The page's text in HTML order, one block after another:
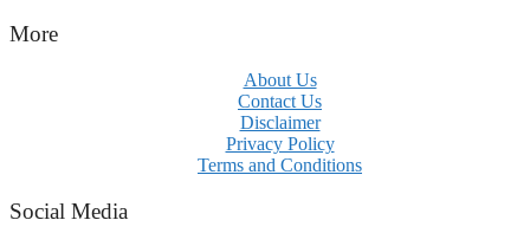
More
About Us
Contact Us
Disclaimer
Privacy Policy
Terms and Conditions
Social Media